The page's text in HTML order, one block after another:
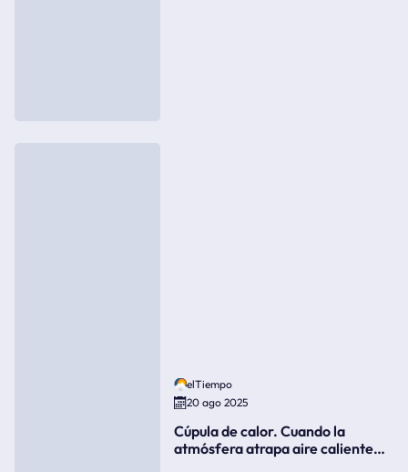
elTiempo
20 ago 2025
Cúpula de calor. Cuando la
atmósfera atrapa aire caliente